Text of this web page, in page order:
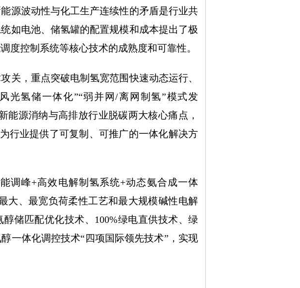
波动性与化工生产连续性的矛盾是行业共
如电池、储氢罐的配置规模和成本提出了极
度控制系统等核心技术的成熟度和可靠性。
，重点突破电制氢宽范围快速动态运行、
光氢储一体化”“弱并网/离网制氢”模式发
能源消纳与高排放行业脱碳两大核心痛点，
行业提供了可复制、可推广的一体化解决方
峰+高效电解制氢系统+动态氨合成一体
大、最宽负荷柔性工艺和最大规模碱性电解
储匹配优化技术、100%绿电直供技术、绿
一体化调控技术“四项国际领先技术”，实现